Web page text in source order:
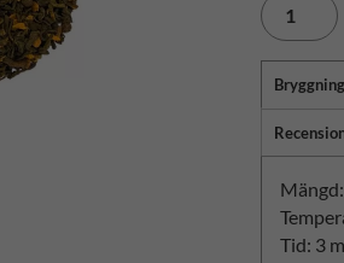
Bryggning
Tid: 3